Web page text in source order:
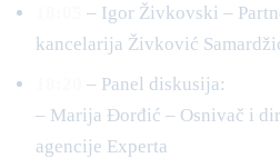
– Igor Živkovski –
kancelarija Živković
– Panel diskusija:
– Marija Đorđić – Osnivač i
agencije Experta